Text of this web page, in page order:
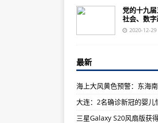
俄罗斯渔
巴西圣保
通讯：疫
“封城”下的
党的十九
社会、数
2020-12-29
最新
大连：2名确诊新冠的婴儿
三星Galaxy S20风扇版获